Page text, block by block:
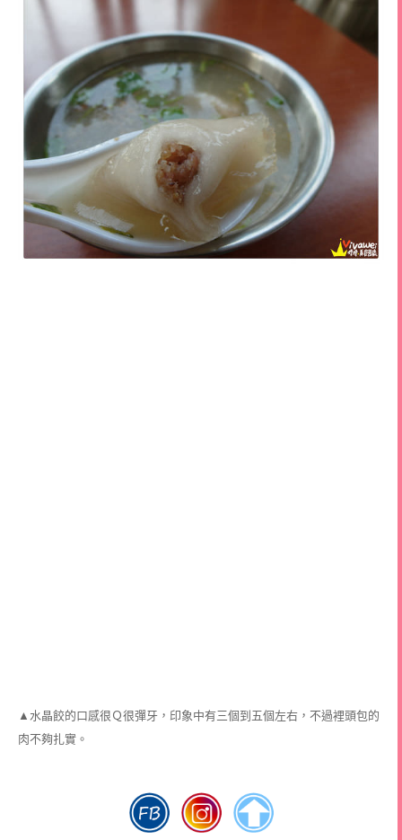
▲水晶餃的口感很Ｑ很彈牙，印象中有三個到五個左右，不過裡頭包的
肉不夠扎實。